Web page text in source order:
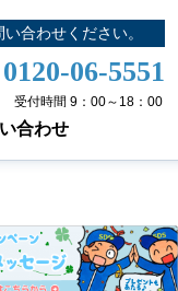
合わせください。
0120-06-5551
受付時間 9：00～18：00
合わせ